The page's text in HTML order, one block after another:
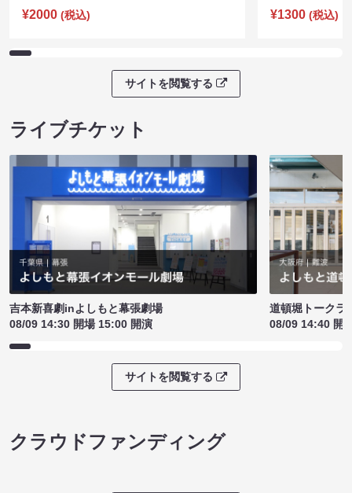
¥2000 (税込)
¥1300 (税込)
サイトを閲覧する
ライブチケット
吉本新喜劇inよしもと幕張劇場
08/09 14:30 開場 15:00 開演
道頓堀トークラ
08/09 14:40 開
サイトを閲覧する
クラウドファンディング